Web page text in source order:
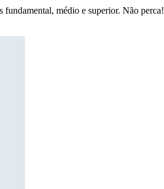
médio e superior. Não perca!